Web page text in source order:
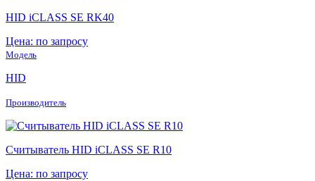
HID iCLASS SE RK40
Цена: по запросу
Модель
HID
Производитель
Считыватель HID iCLASS SE R10
Цена: по запросу